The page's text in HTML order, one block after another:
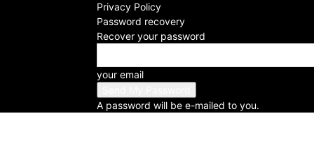
Privacy Policy
Password recovery
Recover your password
your email
A password will be e-mailed to you.